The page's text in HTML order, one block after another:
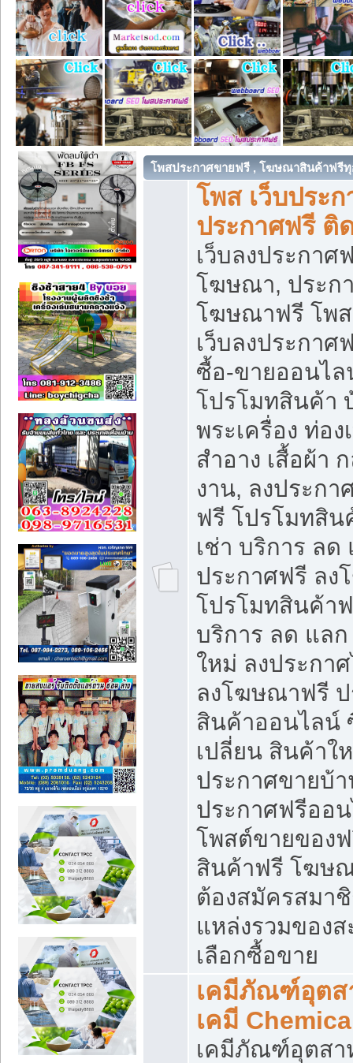
โพสประกาศขายฟรี , โฆษณาสินค้าฟรี
โพส เว็บประก
ประกาศฟรี ติ
เว็บลงประกา
โฆษณา, ประก
โฆษณาฟรี โพส
เว็บลงประกา
ซื้อ-ขายออนไล
โปรโมทสินค้า
พระเครื่อง ท่อง
สำอาง เสื้อผ้า
งาน, ลงประก
ฟรี โปรโมทสิ
เช่า บริการ ลด
ประกาศฟรี ล
โปรโมทสินค้า
บริการ ลด แล
ใหม่ ลงประกา
ลงโฆษณาฟรี
สินค้าออนไลน์
เปลี่ยน สินค้าใ
ประกาศขายบ้
ประกาศฟรีออ
โพสต์ขายของ
สินค้าฟรี โฆษ
ต้องสมัครสมา
แหล่งรวมของ
เลือกซื้อขาย
เคมีภัณฑ์อุตส
เคมี
เคมีภัณฑ์อุตสา